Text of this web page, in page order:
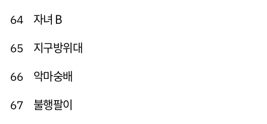
64 자녀 B
65 지구방위대
66 악마숭배
67 불행팔이